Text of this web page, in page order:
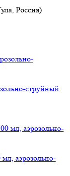
Россия)
струйный
аэрозольно-